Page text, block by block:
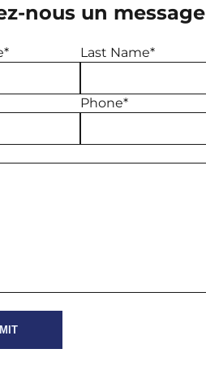
nous un message
Last Name*
Phone*